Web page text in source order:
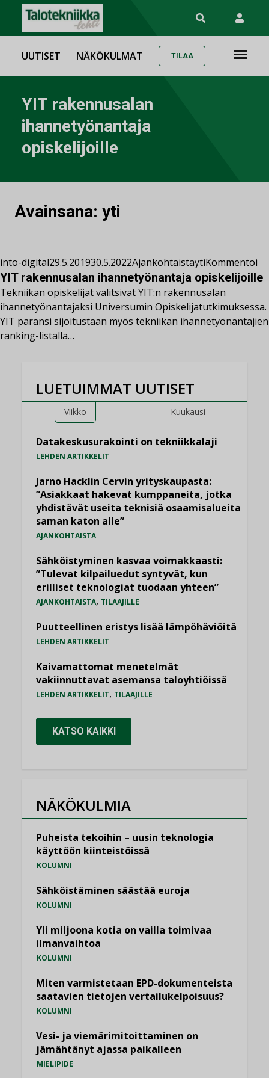
UUTISET NÄKÖKULMAT TILAA
YIT rakennusalan
ihannetyönantaja
opiskelijoille
Avainsana: yti
into-digital29.5.201930.5.2022AjankohtaistaytiKommentoi
YIT rakennusalan ihannetyönantaja opiskelijoille
Tekniikan opiskelijat valitsivat YIT:n rakennusalan
ihannetyönantajaksi Universumin Opiskelijatutkimuksessa.
YIT paransi sijoitustaan myös tekniikan ihannetyönantajien
ranking-listalla…
LUETUIMMAT UUTISET
Viikko Kuukausi
Datakeskusurakointi on tekniikkalaji
LEHDEN ARTIKKELIT
Jarno Hacklin Cervin yrityskaupasta:
”Asiakkaat hakevat kumppaneita, jotka
yhdistävät useita teknisiä osaamisalueita
saman katon alle”
AJANKOHTAISTA
Sähköistyminen kasvaa voimakkaasti:
”Tulevat kilpailuedut syntyvät, kun
erilliset teknologiat tuodaan yhteen”
AJANKOHTAISTA, TILAAJILLE
Puutteellinen eristys lisää lämpöhäviöitä
LEHDEN ARTIKKELIT
Kaivamattomat menetelmät
vakiinnuttavat asemansa taloyhtiöissä
LEHDEN ARTIKKELIT, TILAAJILLE
KATSO KAIKKI
NÄKÖKULMIA
Puheista tekoihin – uusin teknologia
käyttöön kiinteistöissä
KOLUMNI
Sähköistäminen säästää euroja
KOLUMNI
Yli miljoona kotia on vailla toimivaa
ilmanvaihtoa
KOLUMNI
Miten varmistetaan EPD-dokumenteista
saatavien tietojen vertailukelpoisuus?
KOLUMNI
Vesi- ja viemärimitoittaminen on
jämähtänyt ajassa paikalleen
MIELIPIDE